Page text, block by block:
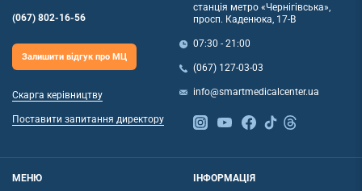
(067) 802-16-56
Залишити відгук про МЦ
Скарга керівництву
Поставити запитання директору
станція метро «Чернігівська»,
просп. Каденюка, 17-В
07:30 - 21:00
(067) 127-03-03
info@smartmedicalcenter.ua
МЕНЮ ІНФОРМАЦІЯ